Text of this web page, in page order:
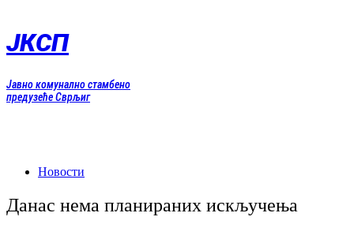
садржај
ЈКСП
Јавно комунално стамбено
предузеће Сврљиг
Новости
Данас нема планираних искључења